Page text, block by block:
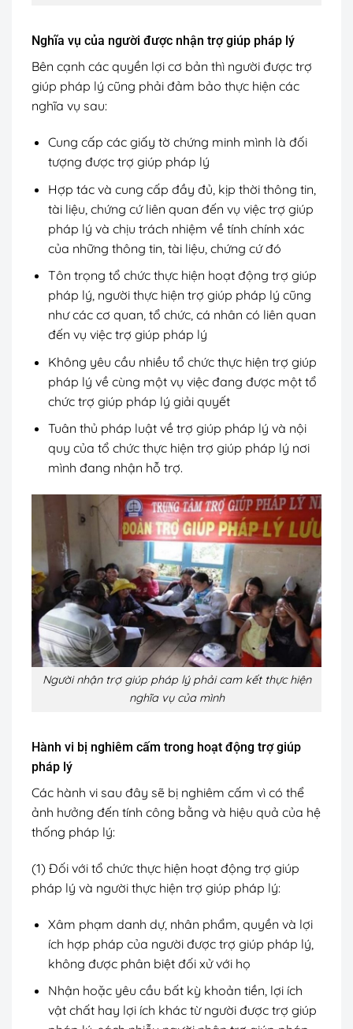
Nghĩa vụ của người được nhận trợ giúp pháp lý
Bên cạnh các quyền lợi cơ bản thì người được trợ
giúp pháp lý cũng phải đảm bảo thực hiện các
nghĩa vụ sau:
Cung cấp các giấy tờ chứng minh mình là đối
tượng được trợ giúp pháp lý
Hợp tác và cung cấp đầy đủ, kịp thời thông tin,
tài liệu, chứng cứ liên quan đến vụ việc trợ giúp
pháp lý và chịu trách nhiệm về tính chính xác
của những thông tin, tài liệu, chứng cứ đó
Tôn trọng tổ chức thực hiện hoạt động trợ giúp
pháp lý, người thực hiện trợ giúp pháp lý cũng
như các cơ quan, tổ chức, cá nhân có liên quan
đến vụ việc trợ giúp pháp lý
Không yêu cầu nhiều tổ chức thực hiện trợ giúp
pháp lý về cùng một vụ việc đang được một tổ
chức trợ giúp pháp lý giải quyết
Tuân thủ pháp luật về trợ giúp pháp lý và nội
quy của tổ chức thực hiện trợ giúp pháp lý nơi
mình đang nhận hỗ trợ.
Người nhận trợ giúp pháp lý phải cam kết thực hiện
nghĩa vụ của mình
Hành vi bị nghiêm cấm trong hoạt động trợ giúp
pháp lý
Các hành vi sau đây sẽ bị nghiêm cấm vì có thể
ảnh hưởng đến tính công bằng và hiệu quả của hệ
thống pháp lý:
(1) Đối với tổ chức thực hiện hoạt động trợ giúp
pháp lý và người thực hiện trợ giúp pháp lý:
Xâm phạm danh dự, nhân phẩm, quyền và lợi
ích hợp pháp của người được trợ giúp pháp lý,
không được phân biệt đối xử với họ
Nhận hoặc yêu cầu bất kỳ khoản tiền, lợi ích
vật chất hay lợi ích khác từ người được trợ giúp